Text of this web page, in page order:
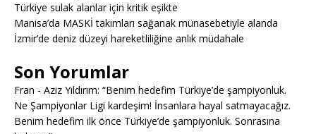
Türkiye sulak alanlar için kritik eşikte
Manisa’da MASKİ takımları sağanak münasebetiyle alanda
İzmir’de deniz düzeyi hareketliliğine anlık müdahale
Son Yorumlar
Fran - Aziz Yıldırım: “Benim hedefim Türkiye’de şampiyonluk.
Ne Şampiyonlar Ligi kardeşim! İnsanlara hayal satmayacağız.
Benim hedefim ilk önce Türkiye’de şampiyonluk. Sonrasına